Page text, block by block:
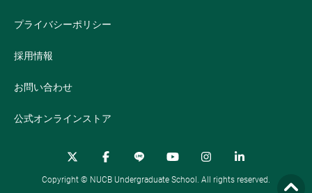
プライバシーポリシー
採用情報
お問い合わせ
公式オンラインストア
Copyright © NUCB Undergraduate School. All rights reserved.